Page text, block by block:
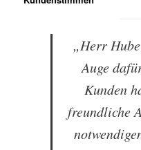
„Herr
Auge
Kunden
freundliche